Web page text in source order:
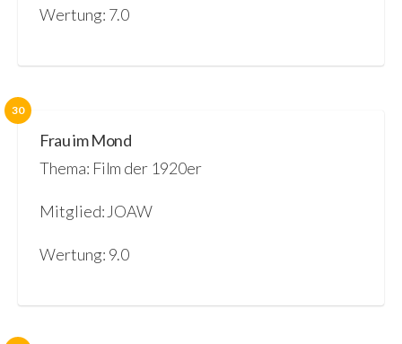
Wertung: 7.0
30
Frau im Mond
Thema: Film der 1920er
Mitglied: JOAW
Wertung: 9.0